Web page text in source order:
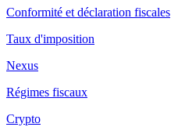
Conformité et déclaration fiscales
Taux d'imposition
Nexus
Régimes fiscaux
Crypto